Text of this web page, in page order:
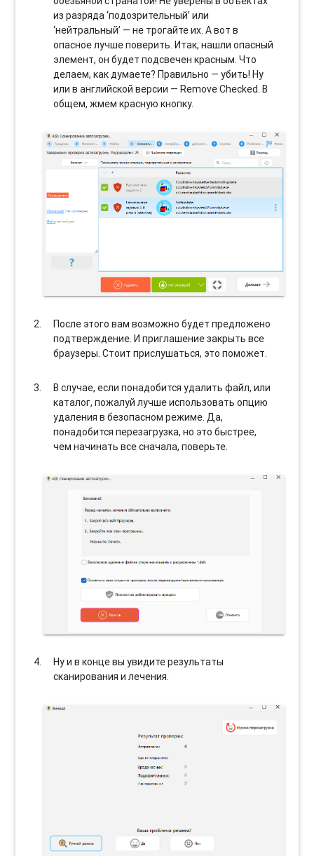
из разряда ‘подозрительный’ или
‘нейтральный’ — не трогайте их. А вот в
опасное лучше поверить. Итак, нашли опасный
элемент, он будет подсвечен красным. Что
делаем, как думаете? Правильно — убить! Ну
или в английской версии — Remove Checked. В
общем, жмем красную кнопку.
После этого вам возможно будет предложено
подтверждение. И приглашение закрыть все
браузеры. Стоит прислушаться, это поможет.
В случае, если понадобится удалить файл, или
каталог, пожалуй лучше использовать опцию
удаления в безопасном режиме. Да,
понадобится перезагрузка, но это быстрее,
чем начинать все сначала, поверьте.
Ну и в конце вы увидите результаты
сканирования и лечения.